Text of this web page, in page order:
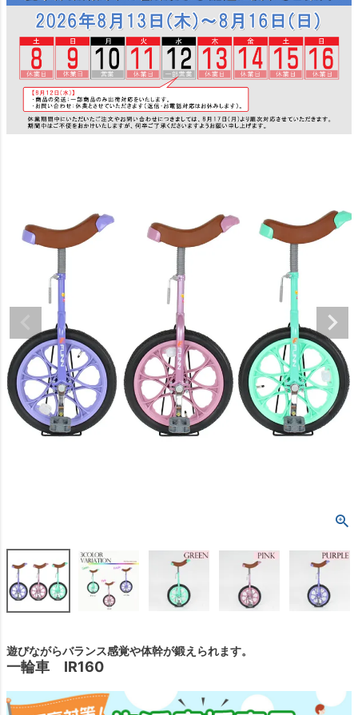
遊びながらバランス感覚や体幹が鍛えられます。
一輪車 IR160